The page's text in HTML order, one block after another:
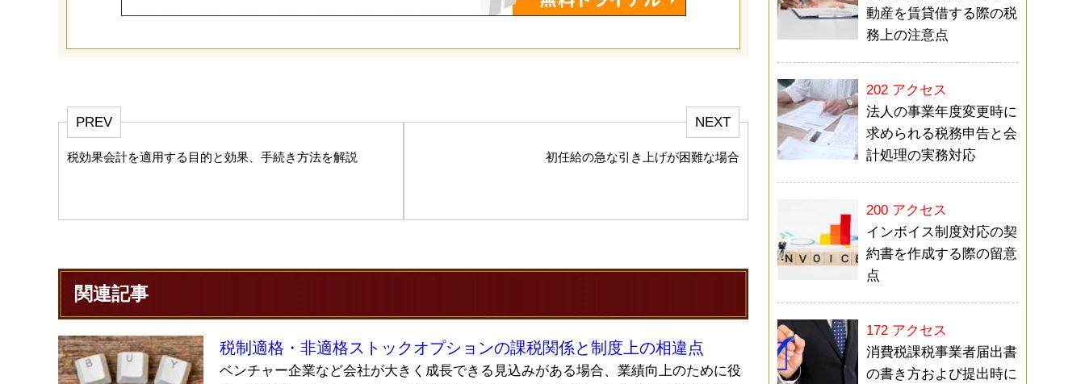
PREV
税効果会計を適用する目的と効果、手続き方法を解説
NEXT
初任給の急な引き上げが困難な場合
関連記事
税制適格・非適格ストックオプションの課税関係と制度上の相違点
ベンチャー企業など会社が大きく成長できる見込みがある場合、業績向上のために役
動産を賃貸借する際の税
務上の注意点
202 アクセス
法人の事業年度変更時に
求められる税務申告と会
計処理の実務対応
200 アクセス
インボイス制度対応の契
約書を作成する際の留意
点
172 アクセス
消費税課税事業者届出書
の書き方および提出時に